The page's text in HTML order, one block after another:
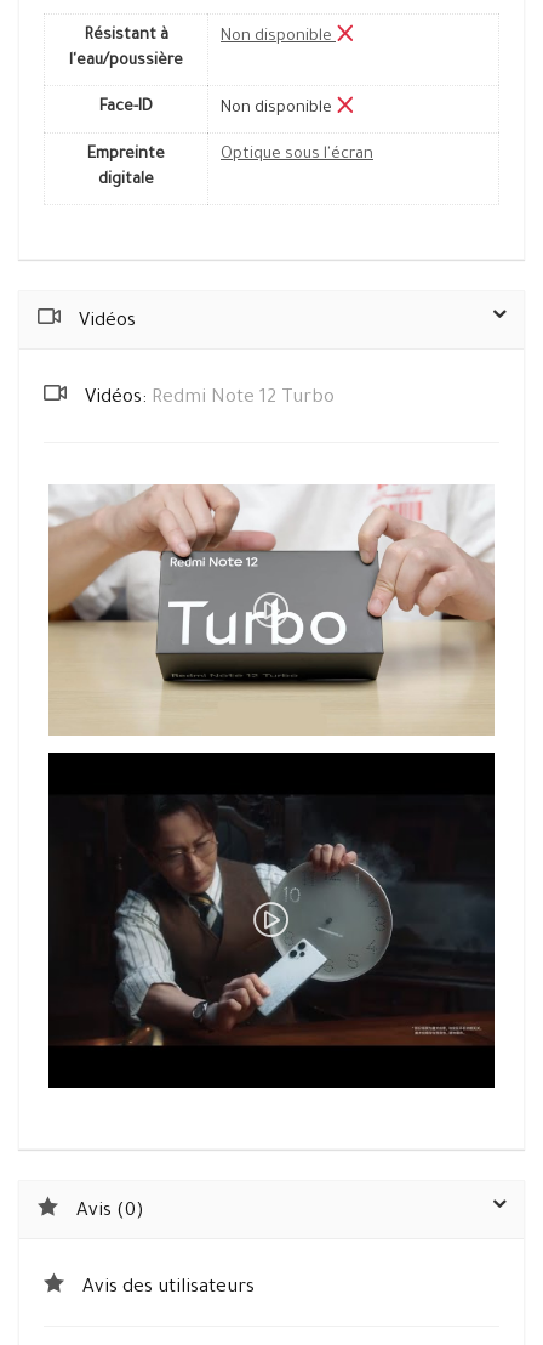
Résistant à
l'eau/poussière
Non disponible
Face-ID Non disponible
Empreinte
digitale
Optique sous l'écran
Vidéos
Vidéos: Redmi Note 12 Turbo
Avis (0)
Avis des utilisateurs